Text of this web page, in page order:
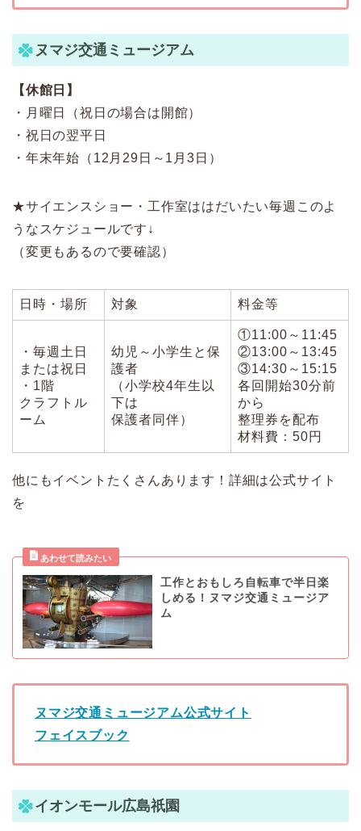
ヌマジ交通ミュージアム
【休館日】
・月曜日（祝日の場合は開館）
・祝日の翌平日
・年末年始（12月29日～1月3日）
★サイエンスショー・工作室ははだいたい毎週このよ
うなスケジュールです↓
（変更もあるので要確認）
日時・場所 対象 料金等
・毎週土日
または祝日
・1階
クラフトル
ーム
幼児～小学生と保
護者
（小学校4年生以
下は
保護者同伴）
①11:00～11:45
②13:00～13:45
③14:30～15:15
各回開始30分前
から
整理券を配布
材料費：50円
他にもイベントたくさんあります！詳細は公式サイト
を
工作とおもしろ自転車で半日楽
しめる！ヌマジ交通ミュージア
ム
ヌマジ交通ミュージアム公式サイト
フェイスブック
イオンモール広島祇園